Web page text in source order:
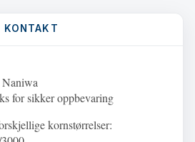
KONTAKT
Naniwa
for sikker oppbevaring
kornstørrelser: